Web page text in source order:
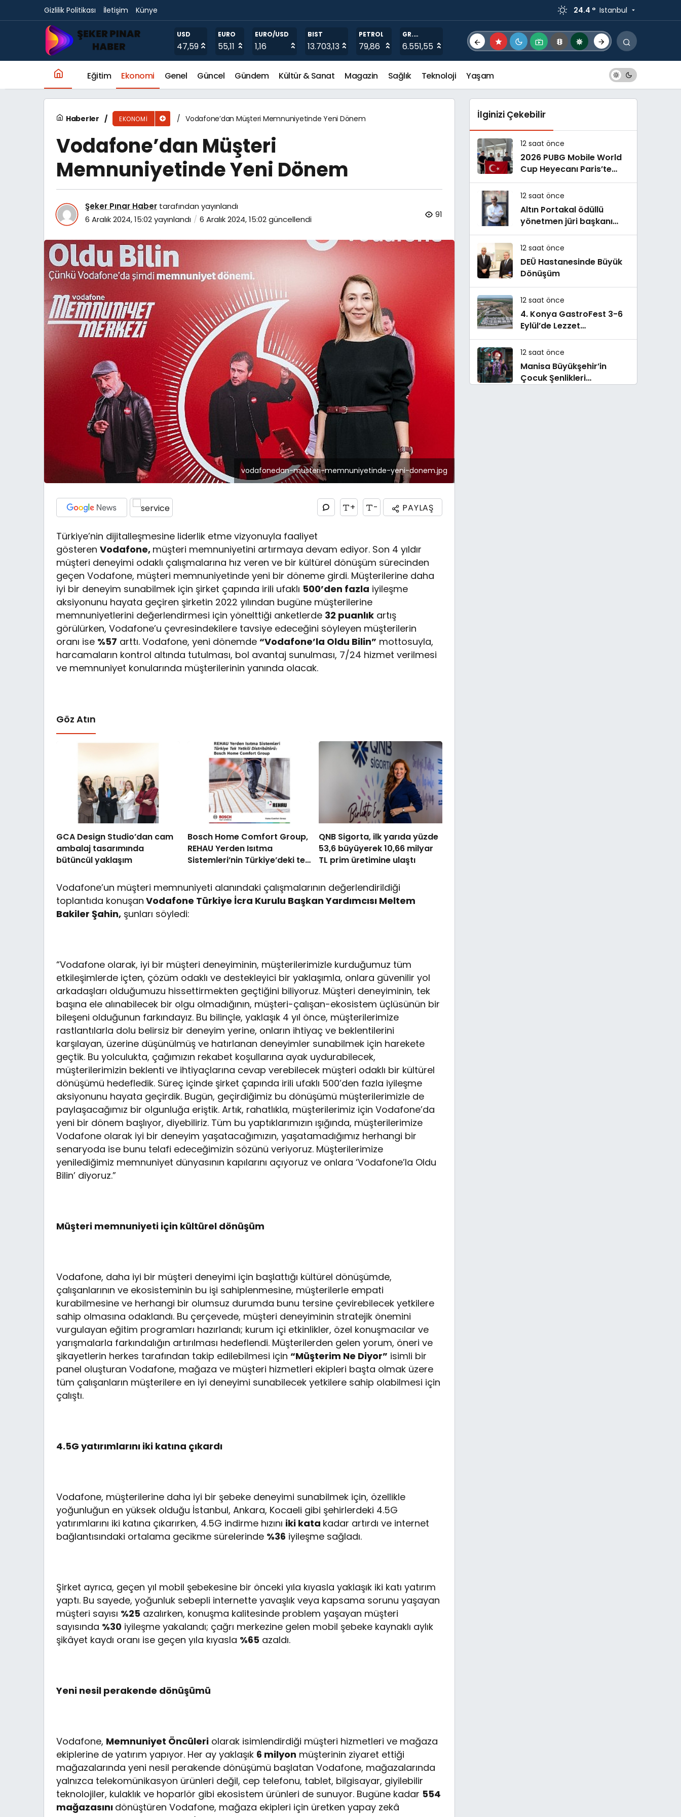
Gizlilik Politikası İletişim Künye 24.4 ° Istanbul
USD
47,59
EURO
55,11
EURO/USD
1,16
BIST
13.703,13
PETROL
79,86
GR.
ALTIN
6.551,55
Eğitim Ekonomi Genel Güncel Gündem Kültür & Sanat Magazin Sağlık Teknoloji Yaşam
Haberler EKONOMI Vodafone’dan Müşteri Memnuniyetinde Yeni Dönem
Vodafone’dan Müşteri
Memnuniyetinde Yeni Dönem
Şeker Pınar Haber tarafından yayınlandı
6 Aralık 2024, 15:02yayınlandı 6 Aralık 2024, 15:02güncellendi 91
vodafonedan-musteri-memnuniyetinde-yeni-donem.jpg
+ - PAYLAŞ
Türkiye’nin dijitalleşmesine liderlik etme vizyonuyla faaliyet
gösterenVodafone, müşteri memnuniyetini artırmaya devam ediyor. Son 4 yıldır
müşteri deneyimi odaklı çalışmalarına hız veren ve bir kültürel dönüşüm sürecinden
geçen Vodafone, müşteri memnuniyetinde yeni bir döneme girdi. Müşterilerine daha
iyi bir deneyim sunabilmek için şirket çapında irili ufaklı 500’den fazla iyileşme
aksiyonunu hayata geçiren şirketin 2022 yılından bugüne müşterilerine
memnuniyetlerini değerlendirmesi için yönelttiği anketlerde 32 puanlık artış
görülürken, Vodafone’u çevresindekilere tavsiye edeceğini söyleyen müşterilerin
oranı ise %57 arttı. Vodafone, yeni dönemde“Vodafone’la Oldu Bilin” mottosuyla,
harcamaların kontrol altında tutulması, bol avantaj sunulması, 7/24 hizmet verilmesi
ve memnuniyet konularında müşterilerinin yanında olacak.
Göz Atın
GCA Design Studio’dan cam
ambalaj tasarımında
bütüncül yaklaşım
Bosch Home Comfort Group,
REHAU Yerden Isıtma
Sistemleri’nin Türkiye’deki tek
QNB Sigorta, ilk yarıda yüzde
53,6 büyüyerek 10,66 milyar
TL prim üretimine ulaştı
Vodafone’un müşteri memnuniyeti alanındaki çalışmalarının değerlendirildiği
toplantıda konuşan Vodafone Türkiye İcra Kurulu Başkan Yardımcısı Meltem
Bakiler Şahin, şunları söyledi:
“Vodafone olarak, iyi bir müşteri deneyiminin, müşterilerimizle kurduğumuz tüm
etkileşimlerde içten, çözüm odaklı ve destekleyici bir yaklaşımla, onlara güvenilir yol
arkadaşları olduğumuzu hissettirmekten geçtiğini biliyoruz. Müşteri deneyiminin, tek
başına ele alınabilecek bir olgu olmadığının, müşteri-çalışan-ekosistem üçlüsünün bir
bileşeni olduğunun farkındayız. Bu bilinçle, yaklaşık 4 yıl önce, müşterilerimize
rastlantılarla dolu belirsiz bir deneyim yerine, onların ihtiyaç ve beklentilerini
karşılayan, üzerine düşünülmüş ve hatırlanan deneyimler sunabilmek için harekete
geçtik. Bu yolculukta, çağımızın rekabet koşullarına ayak uydurabilecek,
müşterilerimizin beklenti ve ihtiyaçlarına cevap verebilecek müşteri odaklı bir kültürel
dönüşümü hedefledik. Süreç içinde şirket çapında irili ufaklı 500’den fazla iyileşme
aksiyonunu hayata geçirdik. Bugün, geçirdiğimiz bu dönüşümü müşterilerimizle de
paylaşacağımız bir olgunluğa eriştik. Artık, rahatlıkla, müşterilerimiz için Vodafone’da
yeni bir dönem başlıyor, diyebiliriz. Tüm bu yaptıklarımızın ışığında, müşterilerimize
Vodafone olarak iyi bir deneyim yaşatacağımızın, yaşatamadığımız herhangi bir
senaryoda ise bunu telafi edeceğimizin sözünü veriyoruz. Müşterilerimize
yenilediğimiz memnuniyet dünyasının kapılarını açıyoruz ve onlara ‘Vodafone’la Oldu
Bilin’ diyoruz.”
Müşteri memnuniyeti için kültürel dönüşüm
Vodafone, daha iyi bir müşteri deneyimi için başlattığı kültürel dönüşümde,
çalışanlarının ve ekosisteminin bu işi sahiplenmesine, müşterilerle empati
kurabilmesine ve herhangi bir olumsuz durumda bunu tersine çevirebilecek yetkilere
sahip olmasına odaklandı. Bu çerçevede, müşteri deneyiminin stratejik önemini
vurgulayan eğitim programları hazırlandı; kurum içi etkinlikler, özel konuşmacılar ve
yarışmalarla farkındalığın artırılması hedeflendi. Müşterilerden gelen yorum, öneri ve
şikayetlerin herkes tarafından takip edilebilmesi için“Müşterim Ne Diyor” isimli bir
panel oluşturan Vodafone, mağaza ve müşteri hizmetleri ekipleri başta olmak üzere
tüm çalışanların müşterilere en iyi deneyimi sunabilecek yetkilere sahip olabilmesi için
çalıştı.
4.5G yatırımlarını iki katına çıkardı
Vodafone, müşterilerine daha iyi bir şebeke deneyimi sunabilmek için, özellikle
yoğunluğun en yüksek olduğu İstanbul, Ankara, Kocaeli gibi şehirlerdeki 4.5G
yatırımlarını iki katına çıkarırken, 4.5G indirme hızını iki kata kadar artırdı ve internet
bağlantısındaki ortalama gecikme sürelerinde %36 iyileşme sağladı.
Şirket ayrıca, geçen yıl mobil şebekesine bir önceki yıla kıyasla yaklaşık iki katı yatırım
yaptı. Bu sayede, yoğunluk sebepli internette yavaşlık veya kapsama sorunu yaşayan
müşteri sayısı %25 azalırken, konuşma kalitesinde problem yaşayan müşteri
sayısında %30 iyileşme yakalandı; çağrı merkezine gelen mobil şebeke kaynaklı aylık
şikâyet kaydı oranı ise geçen yıla kıyasla %65 azaldı.
Yeni nesil perakende dönüşümü
Vodafone, Memnuniyet Öncüleri olarak isimlendirdiği müşteri hizmetleri ve mağaza
ekiplerine de yatırım yapıyor. Her ay yaklaşık 6 milyon müşterinin ziyaret ettiği
mağazalarında yeni nesil perakende dönüşümü başlatan Vodafone, mağazalarında
yalnızca telekomünikasyon ürünleri değil, cep telefonu, tablet, bilgisayar, giyilebilir
teknolojiler, kulaklık ve hoparlör gibi ekosistem ürünleri de sunuyor. Bugüne kadar 554
mağazasını dönüştüren Vodafone, mağaza ekipleri için üretken yapay zekâ
Vodafone’dan Müşteri Memnuniyetinde Yeni Dönem
İlginizi Çekebilir
12 saat önce
2026 PUBG Mobile World
Cup Heyecanı Paris’te
Başlıyor
12 saat önce
Altın Portakal ödüllü
yönetmen jüri başkanı
oldu
12 saat önce
DEÜ Hastanesinde Büyük
Dönüşüm
12 saat önce
4. Konya GastroFest 3-6
Eylül’de Lezzet
Tutkunlarını Ağırlayacak
12 saat önce
Manisa Büyükşehir’in
Çocuk Şenlikleri